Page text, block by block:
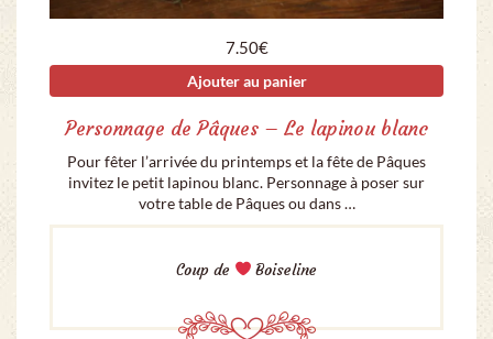
7.50€
Ajouter au panier
Personnage de Pâques – Le lapinou blanc
Pour fêter l’arrivée du printemps et la fête de Pâques
invitez le petit lapinou blanc. Personnage à poser sur
votre table de Pâques ou dans …
Coup de Boiseline